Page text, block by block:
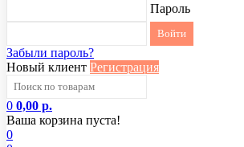
Пароль
Забыли пароль?
Новый клиент Регистрация
0 0,00 р.
Ваша корзина пуста!
0